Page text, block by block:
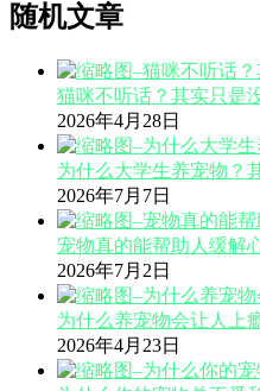
随机文章
猫咪不听话？其实只是
2026年4月28日
为什么大学生养宠物？
2026年7月7日
宠物真的能帮助人缓解
2026年7月2日
为什么养宠物会让人上
2026年4月23日